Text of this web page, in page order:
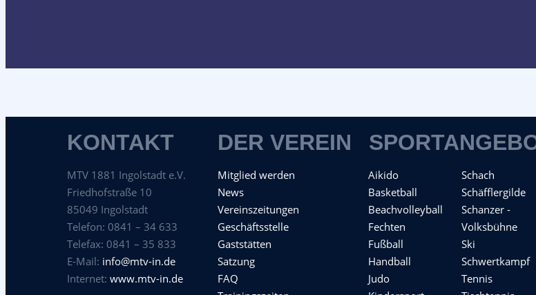
KONTAKT
MTV 1881 Ingolstadt e.V.
Friedhofstraße 10
85049 Ingolstadt
Telefon: 0841 – 34 633
Telefax: 0841 – 35 833
E-Mail: info@mtv-in.de
Internet: www.mtv-in.de
DER VEREIN
Mitglied werden
News
Vereinszeitungen
Geschäftsstelle
Gaststätten
Satzung
FAQ
Aikido
Basketball
Beachvolleyball
Fechten
Fußball
Handball
Judo
Schach
Schäfflergilde
Schanzer -
Volksbühne
Ski
Schwertkampf
Tennis